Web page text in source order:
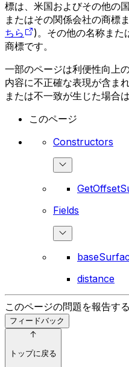
標は、米国およびその他の
またはその関係会社の商標
ちら
)。その他の名称また
商標です。
一部のページは利便性向上
内容に不正確な表現が含ま
または不一致が生じた場合
このページ
Constructors
Fields
distance
このページの問題を報告する
フィードバック
トップに戻る